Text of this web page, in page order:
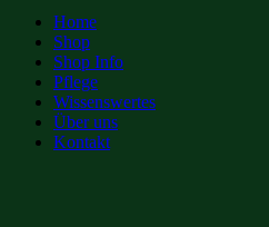
Home
Shop
Shop Info
Pflege
Wissenswertes
Über uns
Kontakt